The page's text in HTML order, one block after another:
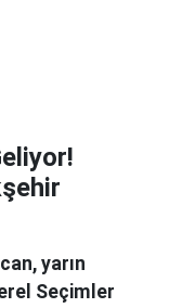
yarın
Seçimler